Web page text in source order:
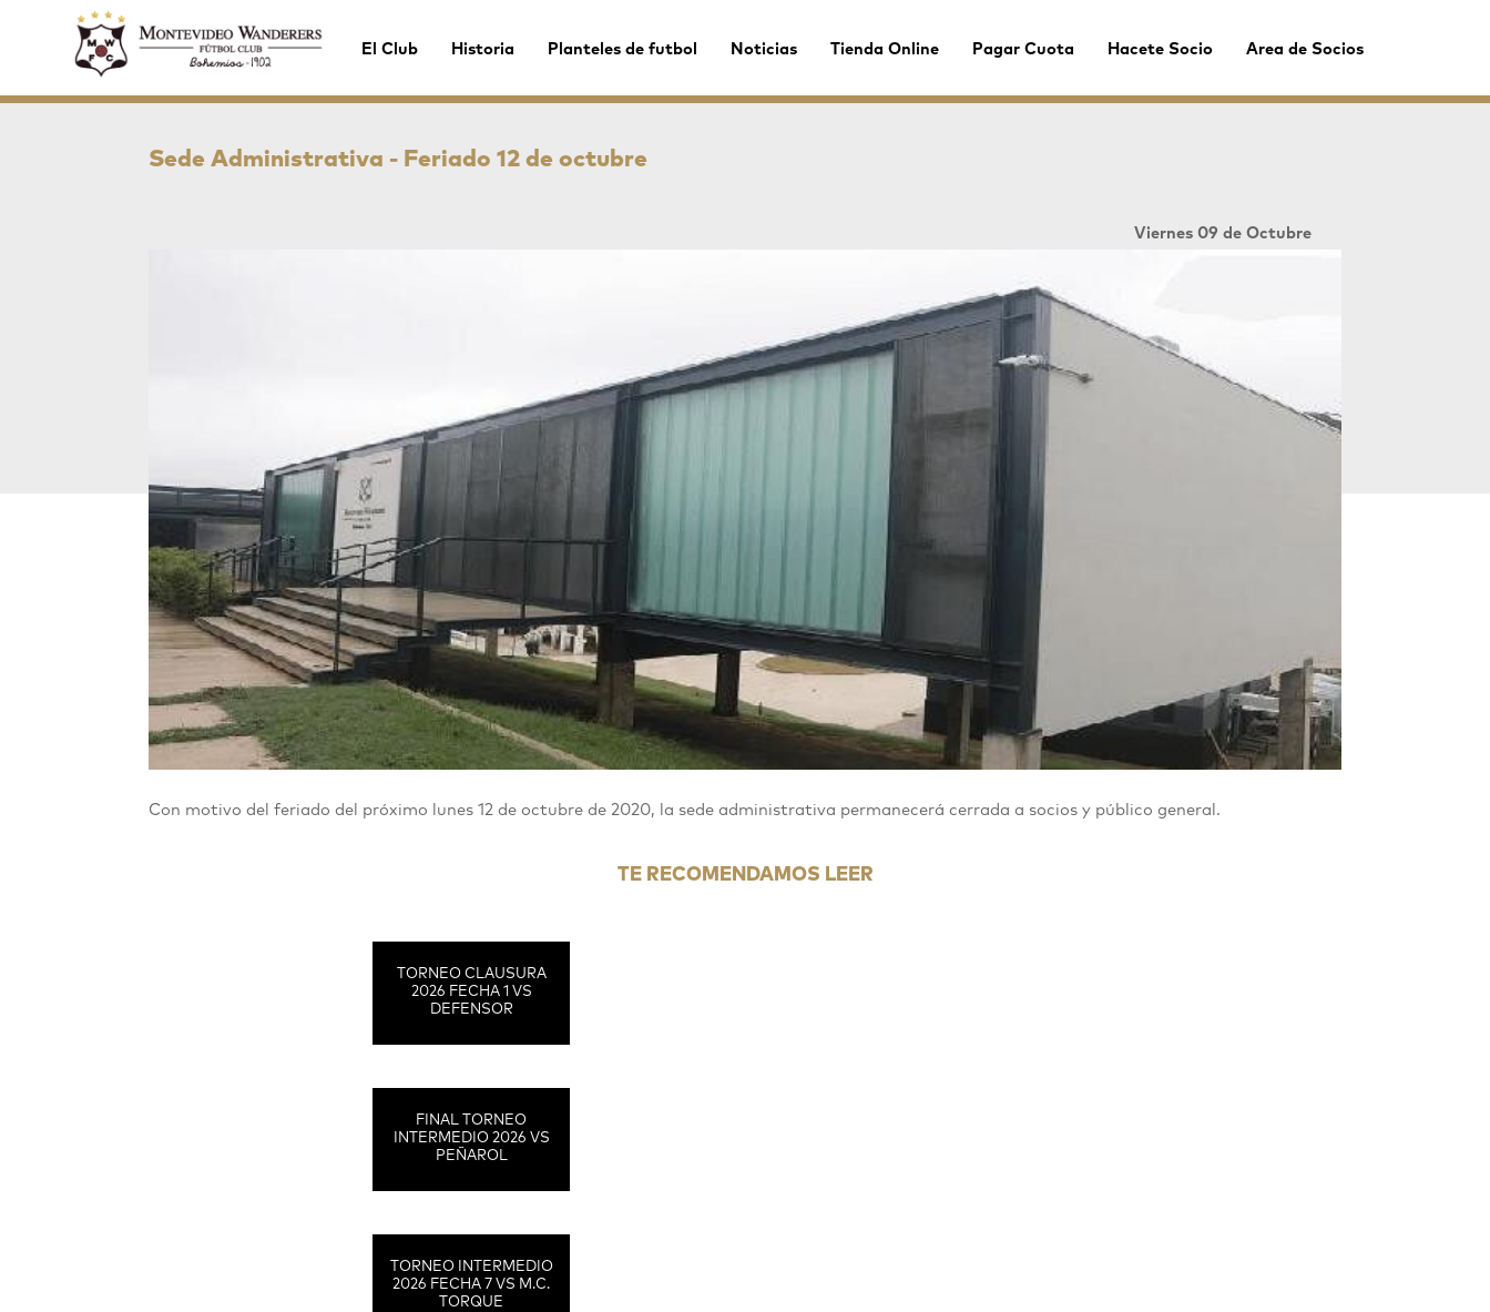
El Club Historia Planteles de futbol Noticias Tienda Online Pagar Cuota Hacete Socio Area de Socios
Sede Administrativa - Feriado 12 de octubre
Viernes 09 de Octubre
Con motivo del feriado del próximo lunes 12 de octubre de 2020, la sede administrativa permanecerá cerrada a socios y público general.
TE RECOMENDAMOS LEER
TORNEO CLAUSURA
2026 FECHA 1 VS
DEFENSOR
FINAL TORNEO
INTERMEDIO 2026 VS
PEÑAROL
TORNEO INTERMEDIO
2026 FECHA 7 VS M.C.
TORQUE